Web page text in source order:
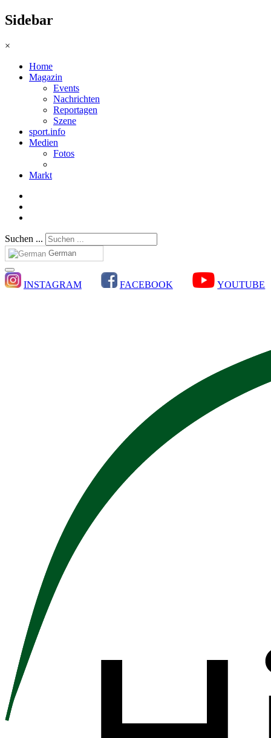
Sidebar
×
Home
Magazin
Events
Nachrichten
Reportagen
Szene
sport.info
Medien
Fotos
Markt
Suchen ...
German
INSTAGRAM FACEBOOK YOUTUBE